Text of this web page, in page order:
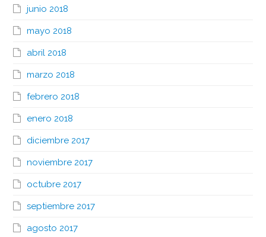
junio 2018
mayo 2018
abril 2018
marzo 2018
febrero 2018
enero 2018
diciembre 2017
noviembre 2017
octubre 2017
septiembre 2017
agosto 2017